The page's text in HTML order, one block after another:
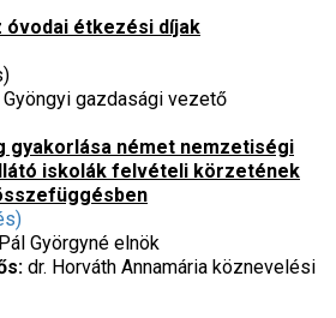
óvodai étkezési díjak
Gyöngyi gazdasági vezető
gyakorlása német nemzetiségi
iskolák felvételi körzetének
Györgyné elnök
dr. Horváth Annamária köznevelési